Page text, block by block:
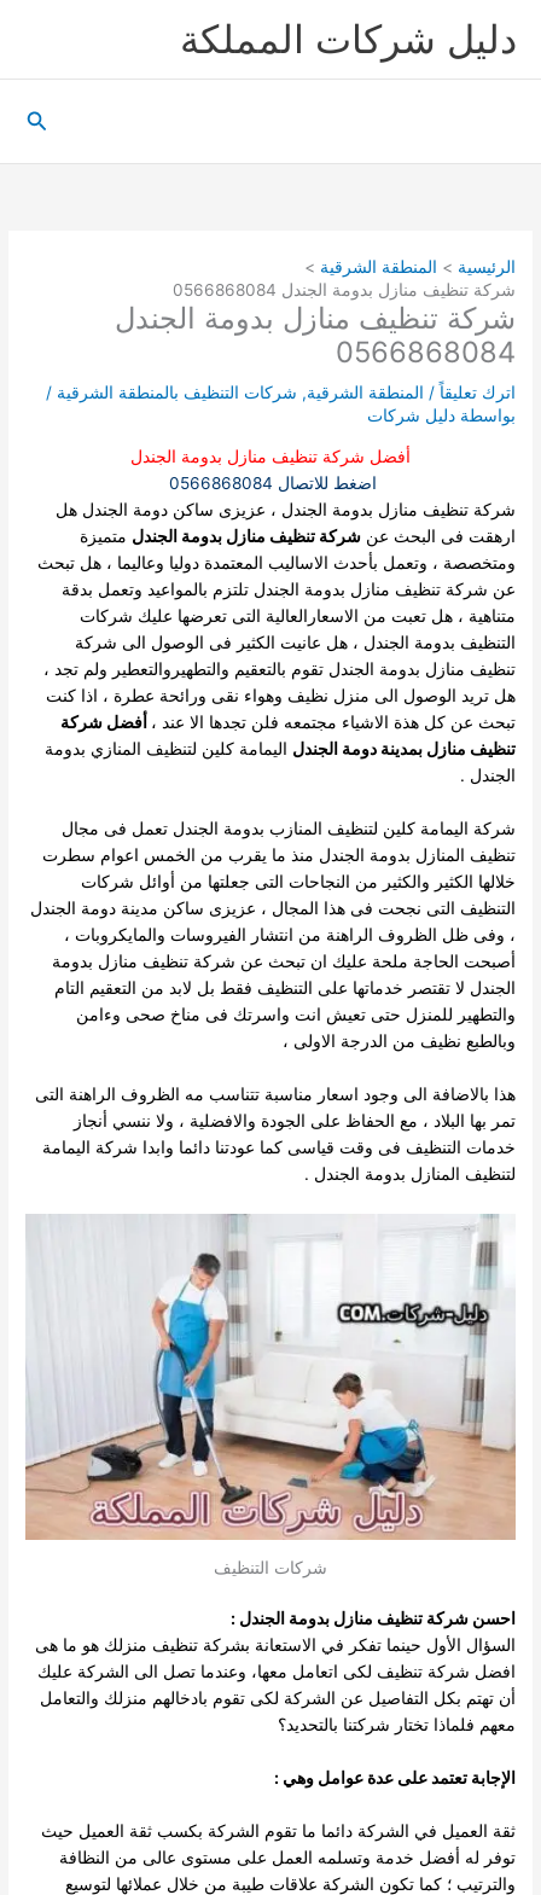
دليل شركات المملكة
الرئيسية
المنطقة الشرقية
شركة تنظيف منازل بدومة الجندل 0566868084
شركة تنظيف منازل بدومة الجندل
0566868084
اترك تعليقاً / المنطقة الشرقية, شركات التنظيف بالمنطقة الشرقية /
بواسطة دليل شركات
أفضل شركة تنظيف منازل بدومة الجندل
اضغط للاتصال 0566868084
شركة تنظيف منازل بدومة الجندل ، عزيزى ساكن دومة الجندل هل
ارهقت فى البحث عنشركة تنظيف منازل بدومة الجندل متميزة
ومتخصصة ، وتعمل بأحدث الاساليب المعتمدة دوليا وعاليما ، هل تبحث
عن شركة تنظيف منازل بدومة الجندل تلتزم بالمواعيد وتعمل بدقة
متناهية ، هل تعبت من الاسعارالعالية التى تعرضها عليك شركات
التنظيف بدومة الجندل ، هل عانيت الكثير فى الوصول الى شركة
تنظيف منازل بدومة الجندل تقوم بالتعقيم والتطهيروالتعطير ولم تجد ،
هل تريد الوصول الى منزل نظيف وهواء نقى ورائحة عطرة ، اذا كنت
تبحث عن كل هذة الاشياء مجتمعه فلن تجدها الا عند ، أفضل شركة
تنظيف منازل بمدينة دومة الجندل اليمامة كلين لتنظيف المنازي بدومة
الجندل .
شركة اليمامة كلين لتنظيف المنازب بدومة الجندل تعمل فى مجال
تنظيف المنازل بدومة الجندل منذ ما يقرب من الخمس اعوام سطرت
خلالها الكثير والكثير من النجاحات التى جعلتها من أوائل شركات
التنظيف التى نجحت فى هذا المجال ، عزيزى ساكن مدينة دومة الجندل
، وفى ظل الظروف الراهنة من انتشار الفيروسات والمايكروبات ،
أصبحت الحاجة ملحة عليك ان تبحث عن شركة تنظيف منازل بدومة
الجندل لا تقتصر خدماتها على التنظيف فقط بل لابد من التعقيم التام
والتطهير للمنزل حتى تعيش انت واسرتك فى مناخ صحى وءامن
وبالطبع نظيف من الدرجة الاولى ،
هذا بالاضافة الى وجود اسعار مناسبة تتناسب مه الظروف الراهنة التى
تمر بها البلاد ، مع الحفاظ على الجودة والافضلية ، ولا ننسي أنجاز
خدمات التنظيف فى وقت قياسى كما عودتنا دائما وابدا شركة اليمامة
لتنظيف المنازل بدومة الجندل .
شركات التنظيف
احسن شركة تنظيف منازل بدومة الجندل :
السؤال الأول حينما تفكر في الاستعانة بشركة تنظيف منزلك هو ما هى
افضل شركة تنظيف لكى اتعامل معها، وعندما تصل الى الشركة عليك
أن تهتم بكل التفاصيل عن الشركة لكى تقوم بادخالهم منزلك والتعامل
معهم فلماذا تختار شركتنا بالتحديد؟
الإجابة تعتمد على عدة عوامل وهي :
ثقة العميل في الشركة دائما ما تقوم الشركة بكسب ثقة العميل حيث
توفر له أفضل خدمة وتسلمه العمل على مستوى عالى من النظافة
والترتيب ؛ كما تكون الشركة علاقات طيبة من خلال عملائها لتوسيع